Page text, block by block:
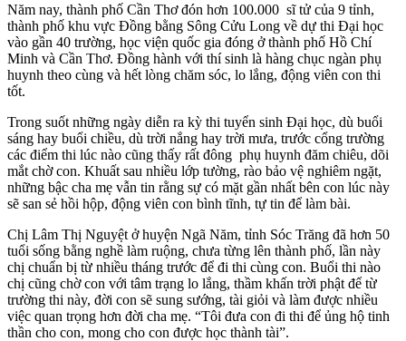
Năm nay, thành phố Cần Thơ đón hơn 100.000 sĩ tử của 9 tỉnh,
thành phố khu vực Đồng bằng Sông Cửu Long về dự thi Đại học
vào gần 40 trường, học viện quốc gia đóng ở thành phố Hồ Chí
Minh và Cần Thơ. Đồng hành với thí sinh là hàng chục ngàn phụ
huynh theo cùng và hết lòng chăm sóc, lo lắng, động viên con thi
tốt.
Trong suốt những ngày diễn ra kỳ thi tuyển sinh Đại học, dù buổi
sáng hay buổi chiều, dù trời nắng hay trời mưa, trước cổng trường
các điểm thi lúc nào cũng thấy rất đông phụ huynh đăm chiêu, dõi
mắt chờ con. Khuất sau nhiều lớp tường, rào bảo vệ nghiêm ngặt,
những bậc cha mẹ vẫn tin rằng sự có mặt gần nhất bên con lúc này
sẽ san sẻ hồi hộp, động viên con bình tĩnh, tự tin để làm bài.
Chị Lâm Thị Nguyệt ở huyện Ngã Năm, tỉnh Sóc Trăng đã hơn 50
tuổi sống bằng nghề làm ruộng, chưa từng lên thành phố, lần này
chị chuẩn bị từ nhiều tháng trước để đi thi cùng con. Buổi thi nào
chị cũng chờ con với tâm trạng lo lắng, thầm khấn trời phật để từ
trường thi này, đời con sẽ sung sướng, tài giỏi và làm được nhiều
việc quan trọng hơn đời cha mẹ. “Tôi đưa con đi thi để ủng hộ tinh
thần cho con, mong cho con được học thành tài”.